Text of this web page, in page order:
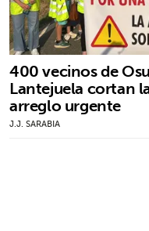
400 vecinos de
Lantejuela cortan
arreglo urgente
J.J. SARABIA